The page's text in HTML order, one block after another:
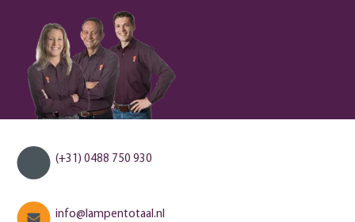
(+31) 0488 750 930
info@lampentotaal.nl